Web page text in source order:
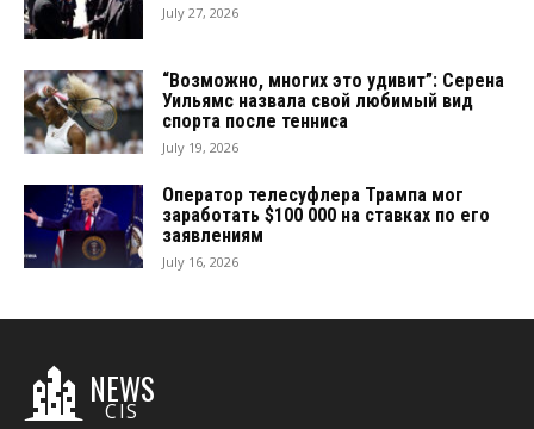
July 27, 2026
“Возможно, многих это удивит”: Серена
Уильямс назвала свой любимый вид
спорта после тенниса
July 19, 2026
Оператор телесуфлера Трампа мог
заработать $100 000 на ставках по его
заявлениям
July 16, 2026
NEWS
CIS